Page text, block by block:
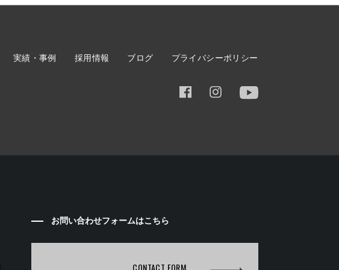
実績・事例 採用情報 ブログ プライバシーポリシー
お問い合わせフォームはこちら
CONTACT FORM